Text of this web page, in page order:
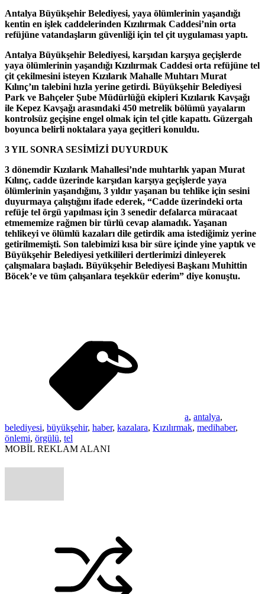
Antalya Büyükşehir Belediyesi, yaya ölümlerinin yaşandığı
kentin en işlek caddelerinden Kızılırmak Caddesi’nin orta
refüjüne vatandaşların güvenliği için tel çit uygulaması yaptı.
Antalya Büyükşehir Belediyesi, karşıdan karşıya geçişlerde
yaya ölümlerinin yaşandığı Kızılırmak Caddesi orta refüjüne tel
çit çekilmesini isteyen Kızılarık Mahalle Muhtarı Murat
Kılınç’ın talebini hızla yerine getirdi. Büyükşehir Belediyesi
Park ve Bahçeler Şube Müdürlüğü ekipleri Kızılarık Kavşağı
ile Kepez Kavşağı arasındaki 450 metrelik bölümü yayaların
kontrolsüz geçişine engel olmak için tel çitle kapattı. Güzergah
boyunca belirli noktalara yaya geçitleri konuldu.
3 YIL SONRA SESİMİZİ DUYURDUK
3 dönemdir Kızılarık Mahallesi’nde muhtarlık yapan Murat
Kılınç, cadde üzerinde karşıdan karşıya geçişlerde yaya
ölümlerinin yaşandığını, 3 yıldır yaşanan bu tehlike için sesini
duyurmaya çalıştığını ifade ederek, “Cadde üzerindeki orta
refüje tel örgü yapılması için 3 senedir defalarca müracaat
etmememize rağmen bir türlü cevap alamadık. Yaşanan
tehlikeyi ve ölümlü kazaları dile getirdik ama istediğimiz yerine
getirilmemişti. Son talebimizi kısa bir süre içinde yine yaptık ve
Büyükşehir Belediyesi yetkilileri dertlerimizi dinleyerek
çalışmalara başladı. Büyükşehir Belediyesi Başkanı Muhittin
Böcek’e ve tüm çalışanlara teşekkür ederim” diye konuştu.
a, antalya,
belediyesi, büyükşehir, haber, kazalara, Kızılırmak, medihaber,
önlemi, örgülü, tel
MOBİL REKLAM ALANI